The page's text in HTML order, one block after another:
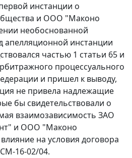
инстанции о
и ООО "Маконо
необоснованной
апелляционной инстанции
частью 1 статьи 65 и
процессуального
и пришел к выводу,
не привела надлежащие
бы свидетельствовали о
взаимозависимость ЗАО
и ООО "Маконо
на условия договора
16-02/04.